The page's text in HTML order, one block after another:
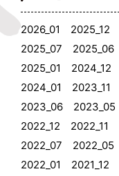
2026_01 2025_12
2025_07
2025_06
2025_01
2024_12
2024_01
2023_11
2023_06
2023_05
2022_12
2022_11
2022_07
2022_05
2022_01
2021_12